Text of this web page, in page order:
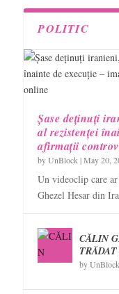
POLITIC
Șase deținuți
al rezistenței
afirmații
byUnBlock |May 20,
Un videoclip care
Ghezel Hesar din
CĂLIN
byUnBlock